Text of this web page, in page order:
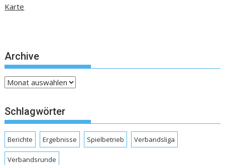
Karte
Archive
Archive
Schlagwörter
Berichte Ergebnisse Spielbetrieb Verbandsliga
Verbandsrunde